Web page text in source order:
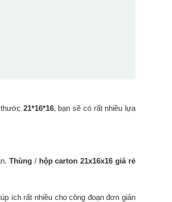
21*16*16, bạn sẽ có rất nhiều lựa
Thùng /hộp carton 21x16x16 giá rẻ
ích rất nhiều cho công đoạn đơn giản